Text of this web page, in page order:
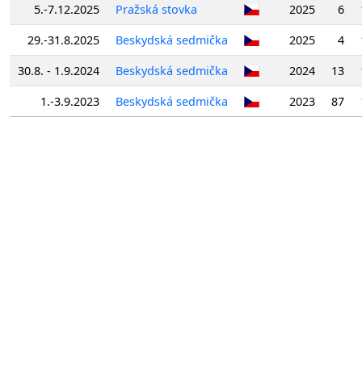
5.-7.12.2025 Pražská stovka 2025 6
29.-31.8.2025
Beskydská sedmička 2025 4
30.8. - 1.9.2024
Beskydská sedmička 2024 13
1.-3.9.2023
Beskydská sedmička 2023 87